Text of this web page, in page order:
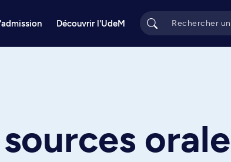
Découvrir l'UdeM